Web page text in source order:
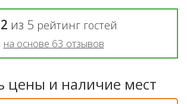
из 5 рейтинг гостей
на основе 63 отзывов
цены и наличие мест